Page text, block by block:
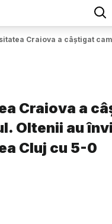
Craiova a câștigat
Craiova a
Oltenii au
Cluj cu 5-0